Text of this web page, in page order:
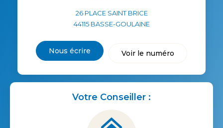
26 PLACE SAINT BRICE
44115 BASSE-GOULAINE
Nous écrire Voir le numéro
Votre Conseiller :